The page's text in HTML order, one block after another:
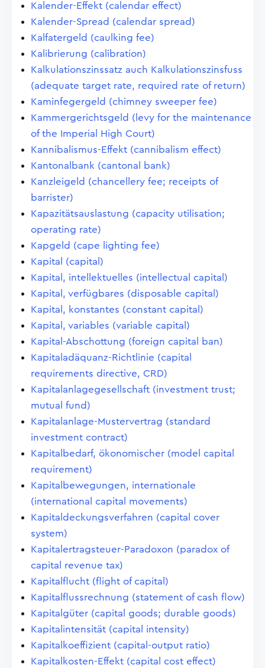
Kalender-Effekt (calendar effect)
Kalender-Spread (calendar spread)
Kalfatergeld (caulking fee)
Kalibrierung (calibration)
Kalkulationszinssatz auch Kalkulationszinsfuss
(adequate target rate, required rate of return)
Kaminfegergeld (chimney sweeper fee)
Kammergerichtsgeld (levy for the maintenance
of the Imperial High Court)
Kannibalismus-Effekt (cannibalism effect)
Kantonalbank (cantonal bank)
Kanzleigeld (chancellery fee; receipts of
barrister)
Kapazitätsauslastung (capacity utilisation;
operating rate)
Kapgeld (cape lighting fee)
Kapital (capital)
Kapital, intellektuelles (intellectual capital)
Kapital, verfügbares (disposable capital)
Kapital, konstantes (constant capital)
Kapital, variables (variable capital)
Kapital-Abschottung (foreign capital ban)
Kapitaladäquanz-Richtlinie (capital
requirements directive, CRD)
Kapitalanlagegesellschaft (investment trust;
mutual fund)
Kapitalanlage-Mustervertrag (standard
investment contract)
Kapitalbedarf, ökonomischer (model capital
requirement)
Kapitalbewegungen, internationale
(international capital movements)
Kapitaldeckungsverfahren (capital cover
system)
Kapitalertragsteuer-Paradoxon (paradox of
capital revenue tax)
Kapitalflucht (flight of capital)
Kapitalflussrechnung (statement of cash flow)
Kapitalgüter (capital goods; durable goods)
Kapitalintensität (capital intensity)
Kapitalkoeffizient (capital-output ratio)
Kapitalkosten-Effekt (capital cost effect)